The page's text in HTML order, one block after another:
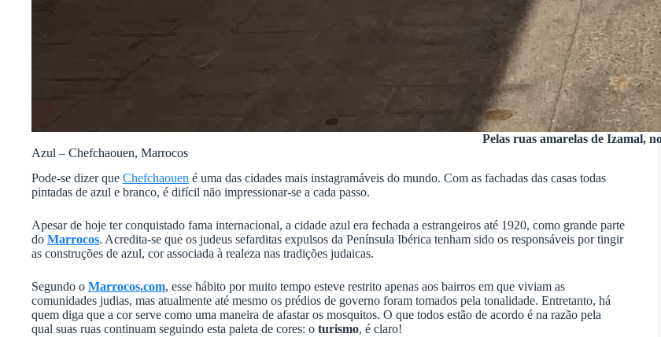
Pelas ruas amarelas de Izamal,
Azul – Chefchaouen, Marrocos
Pode-se dizer que Chefchaouen é uma das cidades mais instagramáveis do mundo. Com as fachadas das casas todas
pintadas de azul e branco, é difícil não impressionar-se a cada passo.
Apesar de hoje ter conquistado fama internacional, a cidade azul era fechada a estrangeiros até 1920, como grande parte
do Marrocos. Acredita-se que os judeus sefarditas expulsos da Península Ibérica tenham sido os responsáveis por tingir
as construções de azul, cor associada à realeza nas tradições judaicas.
Segundo o Marrocos.com, esse hábito por muito tempo esteve restrito apenas aos bairros em que viviam as
comunidades judias, mas atualmente até mesmo os prédios de governo foram tomados pela tonalidade. Entretanto, há
quem diga que a cor serve como uma maneira de afastar os mosquitos. O que todos estão de acordo é na razão pela
qual suas ruas continuam seguindo esta paleta de cores: o turismo, é claro!